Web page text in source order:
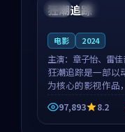
泰国 高分
狂潮追踪
电影 2024
主演： 章子怡、雷
狂潮追踪是一部以
为核心的影视作品
绕危机、反转与人
长展开，整体节奏
凑，值得推荐观看
97,893 8.2